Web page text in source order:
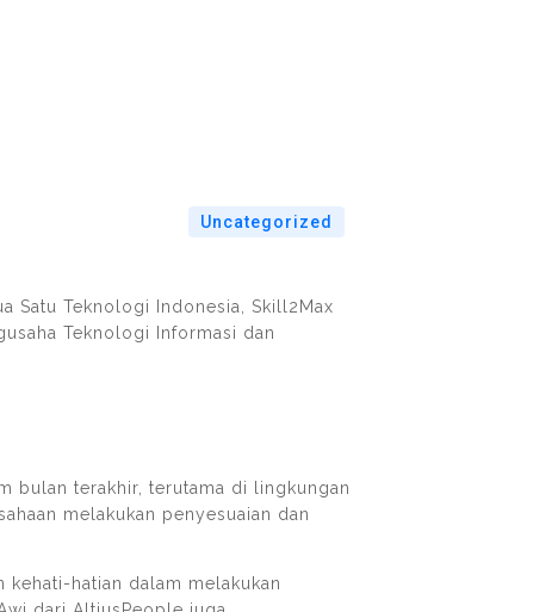
Uncategorized
Satu Teknologi Indonesia, Skill2Max
Teknologi Informasi dan
bulan terakhir, terutama di lingkungan
melakukan penyesuaian dan
kehati-hatian dalam melakukan